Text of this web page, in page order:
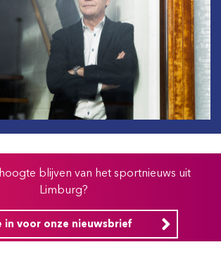
blijven van het sportnieuws uit
Limburg?
in voor onze nieuwsbrief